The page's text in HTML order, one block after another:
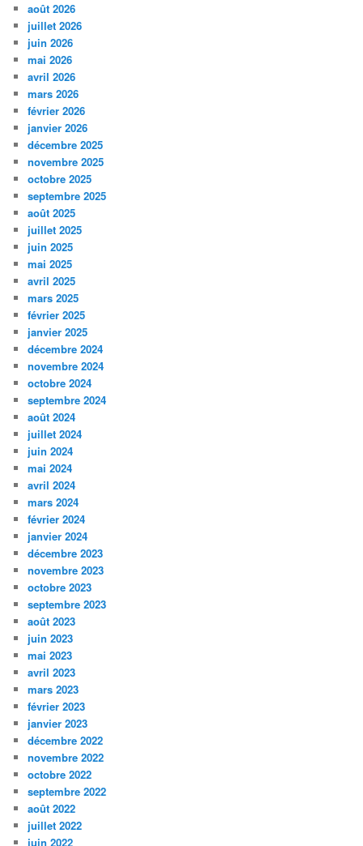
août 2026
juillet 2026
juin 2026
mai 2026
avril 2026
mars 2026
février 2026
janvier 2026
décembre 2025
novembre 2025
octobre 2025
septembre 2025
août 2025
juillet 2025
juin 2025
mai 2025
avril 2025
mars 2025
février 2025
janvier 2025
décembre 2024
novembre 2024
octobre 2024
septembre 2024
août 2024
juillet 2024
juin 2024
mai 2024
avril 2024
mars 2024
février 2024
janvier 2024
décembre 2023
novembre 2023
octobre 2023
septembre 2023
août 2023
juin 2023
mai 2023
avril 2023
mars 2023
février 2023
janvier 2023
décembre 2022
novembre 2022
octobre 2022
septembre 2022
août 2022
juillet 2022
juin 2022